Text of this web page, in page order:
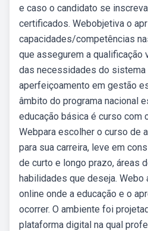
e caso o candidato se
certificados. Webobjetiva o
capacidades/competências
que assegurem a qualificação
das necessidades do sistema
aperfeiçoamento em gestão
âmbito do programa nacional
educação básica é curso com
Webpara escolher o curso de
para sua carreira, leve em
de curto e longo prazo, áreas
habilidades que deseja. Webo
online onde a educação e o
ocorrer. O ambiente foi
plataforma digital na qual